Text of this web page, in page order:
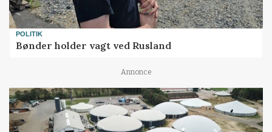
POLITIK
Bønder holder vagt ved Rusland
Annonce